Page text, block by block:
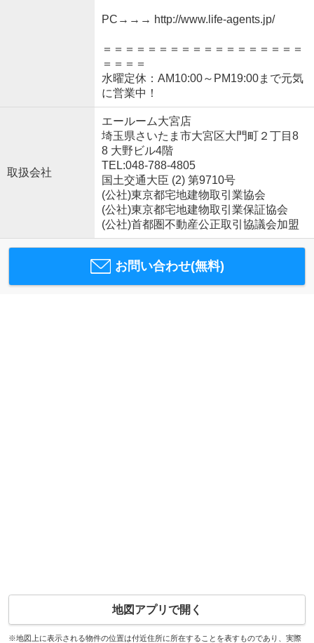
PC→→→ http://www.life-agents.jp/
＝＝＝＝＝＝＝＝＝＝＝＝＝＝＝＝＝＝
＝＝＝＝
水曜定休：AM10:00～PM19:00まで元気
に営業中！
取扱会社
エールーム大宮店
埼玉県さいたま市大宮区大門町２丁目8
8 大野ビル4階
TEL:048-788-4805
国土交通大臣 (2) 第9710号
(公社)東京都宅地建物取引業協会
(公社)東京都宅地建物取引業保証協会
(公社)首都圏不動産公正取引協議会加盟
お問い合わせ(無料)
地図アプリで開く
※地図上に表示される物件の位置は付近住所に所在することを表すものであり、実際